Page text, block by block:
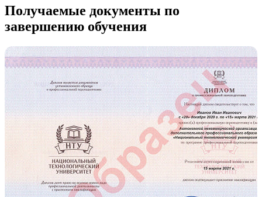
Получаемые документы по
завершению обучения